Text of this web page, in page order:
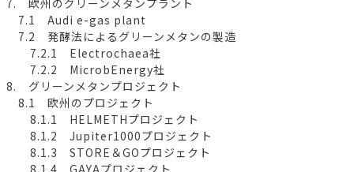
7. 欧州のグリーンメタンプラント
7.1 Audi e-gas plant
7.2 発酵法によるグリーンメタンの製造
7.2.1 Electrochaea社
7.2.2 MicrobEnergy社
8. グリーンメタンプロジェクト
8.1 欧州のプロジェクト
8.1.1 HELMETHプロジェクト
8.1.2 Jupiter1000プロジェクト
8.1.3 STORE＆GOプロジェクト